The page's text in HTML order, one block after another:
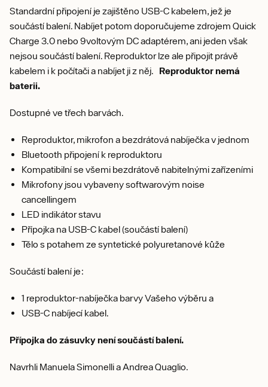
Standardní připojení je zajištěno USB-C kabelem, jež je
součástí balení. Nabíjet potom doporučujeme zdrojem Quick
Charge 3.0 nebo 9voltovým DC adaptérem, ani jeden však
nejsou součástí balení. Reproduktor lze ale připojit právě
kabelem i k počítači a nabíjet ji z něj. Reproduktor nemá
baterii.
Dostupné ve třech barvách.
Reproduktor, mikrofon a bezdrátová nabíječka v jednom
Bluetooth připojení k reproduktoru
Kompatibilní se všemi bezdrátově nabitelnými zařízeními
Mikrofony jsou vybaveny softwarovým noise
cancellingem
LED indikátor stavu
Přípojka na USB-C kabel (součástí balení)
Tělo s potahem ze syntetické polyuretanové kůže
Součástí balení je:
1 reproduktor-nabíječka barvy Vašeho výběru a
USB-C nabíjecí kabel.
Přípojka do zásuvky není součástí balení.
Navrhli Manuela Simonelli a Andrea Quaglio.